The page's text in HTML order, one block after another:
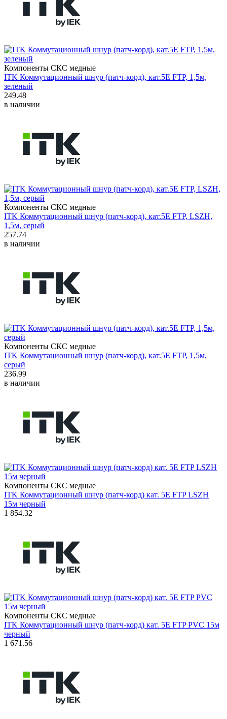
Компоненты СКС медные
ITK Коммутационный шнур (патч-корд), кат.5Е FTP, 1,5м,
зеленый
249.48
в наличии
Компоненты СКС медные
ITK Коммутационный шнур (патч-корд), кат.5Е FTP, LSZH,
1,5м, серый
257.74
в наличии
Компоненты СКС медные
ITK Коммутационный шнур (патч-корд), кат.5Е FTP, 1,5м,
серый
236.99
в наличии
Компоненты СКС медные
ITK Коммутационный шнур (патч-корд) кат. 5Е FTP LSZH
15м черный
1 854.32
Компоненты СКС медные
ITK Коммутационный шнур (патч-корд) кат. 5Е FTP PVC 15м
черный
1 671.56